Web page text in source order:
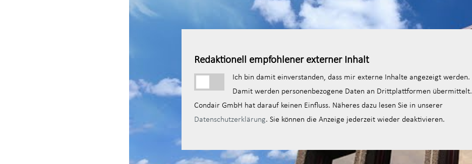
Redaktionell empfohlener externer Inhalt
Ich bin damit einverstanden, dass mir externe Inhalte angezeigt werden.
Damit werden personenbezogene Daten an Drittplattformen übermittelt.
Condair GmbH hat darauf keinen Einfluss. Näheres dazu lesen Sie in unserer
Datenschutzerklärung. Sie können die Anzeige jederzeit wieder deaktivieren.